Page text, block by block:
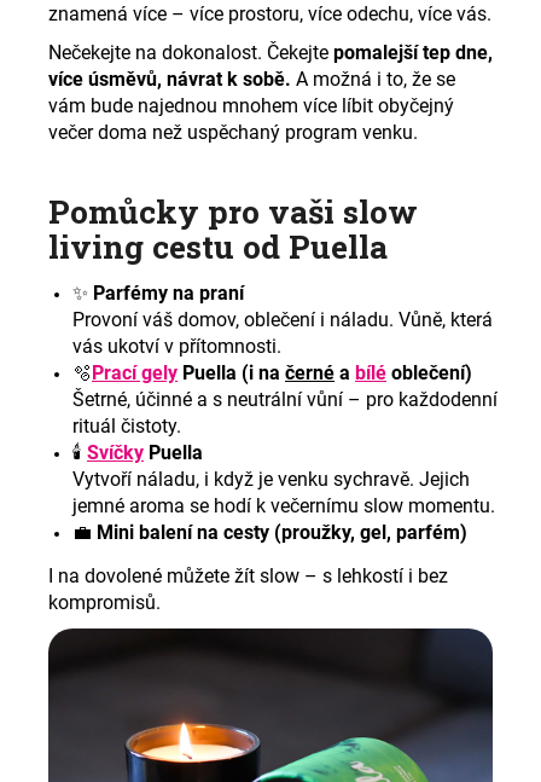
znamená více – více prostoru, více odechu, více vás.
Nečekejte na dokonalost. Čekejte pomalejší tep dne,
více úsměvů, návrat k sobě. A možná i to, že se
vám bude najednou mnohem více líbit obyčejný
večer doma než uspěchaný program venku.
Pomůcky pro vaši slow
living cestu od Puella
✨ Parfémy na praní
Provoní váš domov, oblečení i náladu. Vůně, která
vás ukotví v přítomnosti.
🫧Prací gely Puella (i na černé a bílé oblečení)
Šetrné, účinné a s neutrální vůní – pro každodenní
rituál čistoty.
🕯️ Svíčky Puella
Vytvoří náladu, i když je venku sychravě. Jejich
jemné aroma se hodí k večernímu slow momentu.
💼 Mini balení na cesty (proužky, gel, parfém)
I na dovolené můžete žít slow – s lehkostí i bez
kompromisů.